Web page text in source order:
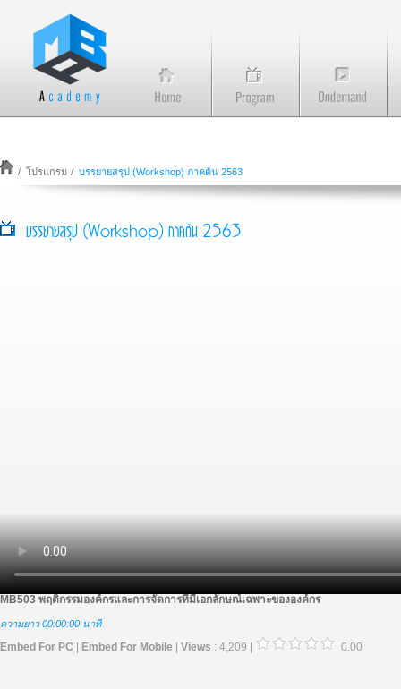
/ โปรแกรม / บรรยายสรุป (Workshop) ภาคต้น 2563
บรรยายสรุป (Workshop) ภาคต้น 2563
MB503 พฤติกรรมองค์กรและการจัดการที่มีเอกลักษณ์เฉพาะขององค์กร
ความยาว 00:00:00 นาที
Embed For PC Embed For Mobile Views : 4,209 | 0.00